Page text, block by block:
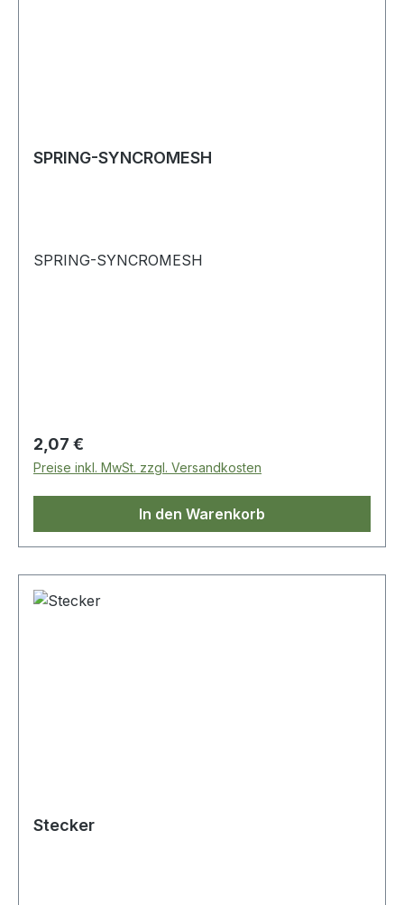
SPRING-SYNCROMESH
SPRING-SYNCROMESH
Regulärer Preis:
2,07 €
Preise inkl. MwSt. zzgl. Versandkosten
In den Warenkorb
Stecker